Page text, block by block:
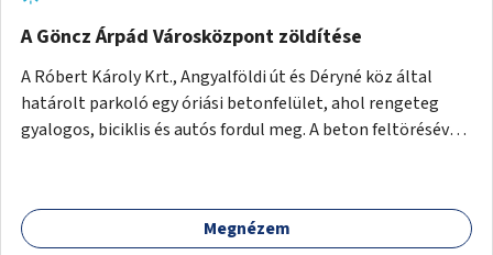
A Göncz Árpád Városközpont zöldítése
A Róbert Károly Krt., Angyalföldi út és Déryné köz által
határolt parkoló egy óriási betonfelület, ahol rengeteg
gyalogos, biciklis és autós fordul meg. A beton feltörésével,
menti járda és a parkoló közé kellene egy zöld sáv,
virágágyásokkal a meglévő fák alá, a lakóépület felőli két
Megnézem